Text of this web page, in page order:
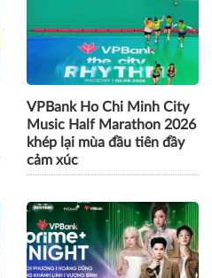
VPBank Ho Chi Minh City
Music Half Marathon 2026
khép lại mùa đầu tiên đầy
cảm xúc